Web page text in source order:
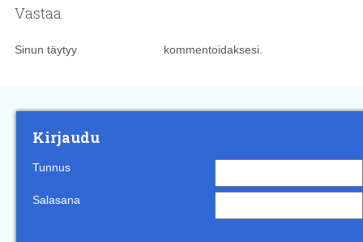
Vastaa
Sinun täytyy kommentoidaksesi.
Kirjaudu
Tunnus
Salasana